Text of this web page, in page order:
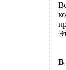
В